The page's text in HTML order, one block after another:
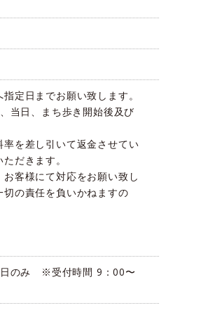
定日までお願い致します。
当日、まち歩き開始後及び
を差し引いて返金させてい
だきます。
客様にて対応をお願い致し
の責任を負いかねますの
のみ ※受付時間 9：00〜